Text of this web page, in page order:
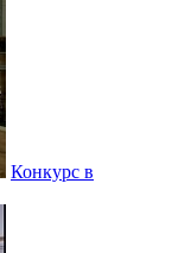
Конкурс в